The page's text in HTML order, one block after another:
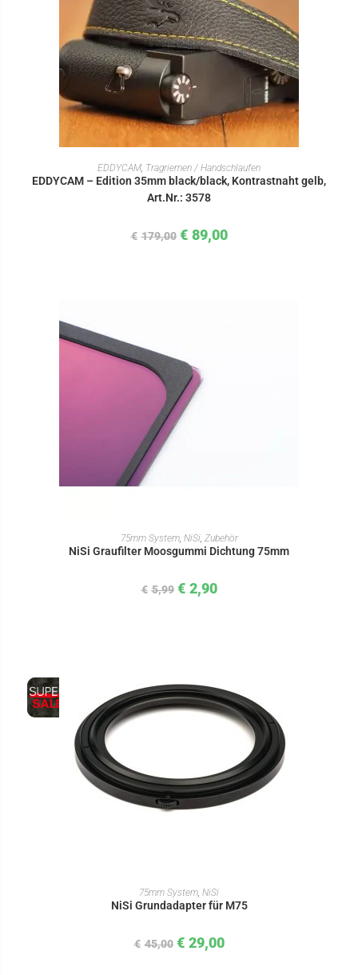
IN DEN WARENKORB
EDDYCAM Tragriemen / Handschlaufen
EDDYCAM – Edition 35mm black/black, Kontrastnaht gelb,
Art.Nr.: 3578
€ 179,00 € 89,00
IN DEN WARENKORB
75mm System, NiSi, Zubehör
NiSi Graufilter Moosgummi Dichtung 75mm
€ 5,99 € 2,90
IN DEN WARENKORB
75mm System NiSi
NiSi Grundadapter für M75
€ 45,00 € 29,00